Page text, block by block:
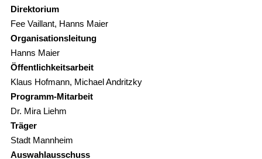
Direktorium
Fee Vaillant, Hanns Maier
Organisationsleitung
Hanns Maier
Öffentlichkeitsarbeit
Klaus Hofmann, Michael Andritzky
Programm-Mitarbeit
Dr. Mira Liehm
Träger
Stadt Mannheim
Auswahlausschuss